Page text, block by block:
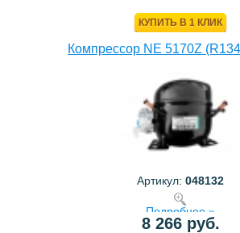
КУПИТЬ В 1 КЛИК
Компрессор NE 5170Z
Артикул: 048132
Подробнее »
8 266 руб.